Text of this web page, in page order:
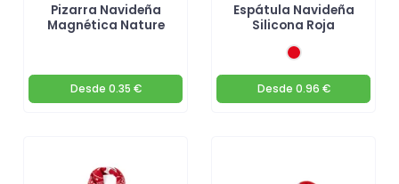
Pizarra Navideña
Magnética Nature
Desde 0.35 €
Espátula Navideña
Silicona Roja
Desde 0.96 €